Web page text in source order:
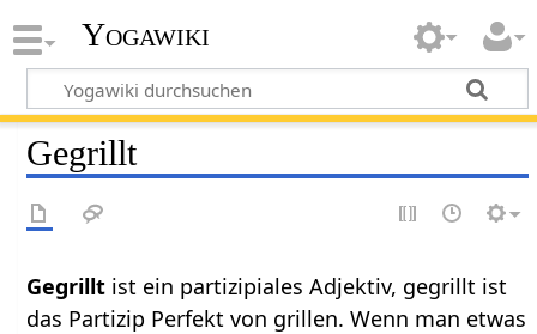
Yogawiki
Gegrillt
Gegrillt ist ein partizipiales Adjektiv, gegrillt ist
das Partizip Perfekt von grillen. Wenn man etwas